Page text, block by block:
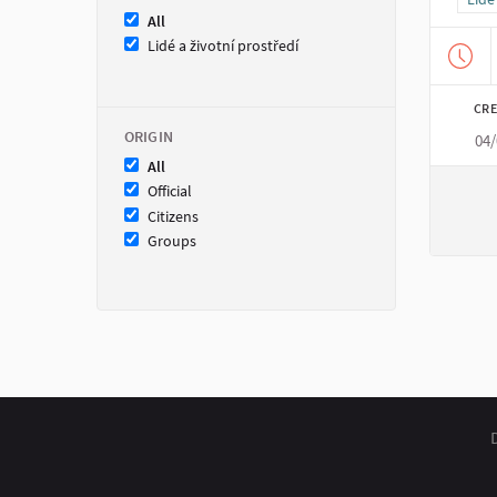
All
Lidé a životní prostředí
ORIGIN
All
Official
Citizens
Groups